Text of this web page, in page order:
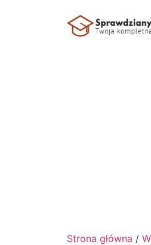
Strona główna /